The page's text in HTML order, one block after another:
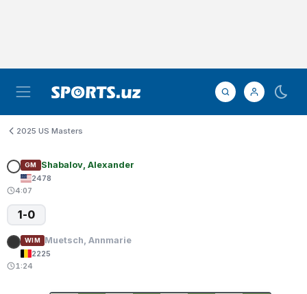
2025 US Masters
GM Shabalov, Alexander
2478
4:07
1-0
WIM Muetsch, Annmarie
2225
1:24